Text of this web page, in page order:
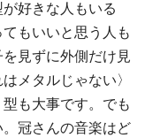
が好きな人もいる
もいいと思う人も
見ずに外側だけ見
メタルじゃない〉
も大事です。でも
冠さんの音楽はど